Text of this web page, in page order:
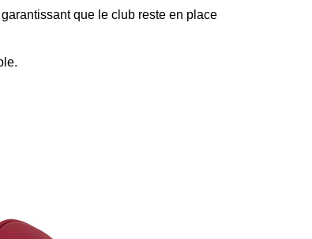
que le club reste en place